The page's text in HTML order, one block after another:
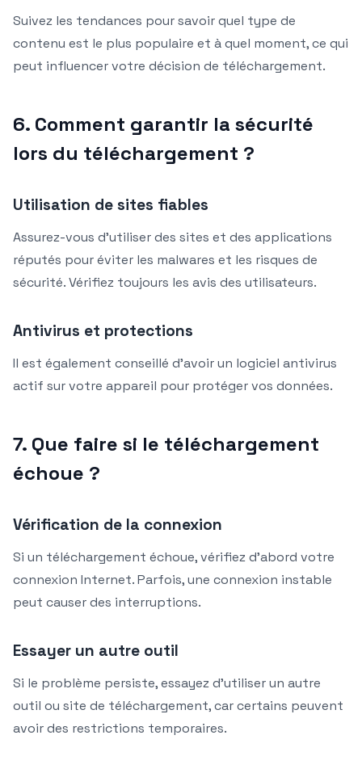
Suivez les tendances pour savoir quel type de
contenu est le plus populaire et à quel moment, ce qui
peut influencer votre décision de téléchargement.
6. Comment garantir la sécurité
lors du téléchargement ?
Utilisation de sites fiables
Assurez-vous d’utiliser des sites et des applications
réputés pour éviter les malwares et les risques de
sécurité. Vérifiez toujours les avis des utilisateurs.
Antivirus et protections
Il est également conseillé d’avoir un logiciel antivirus
actif sur votre appareil pour protéger vos données.
7. Que faire si le téléchargement
échoue ?
Vérification de la connexion
Si un téléchargement échoue, vérifiez d’abord votre
connexion Internet. Parfois, une connexion instable
peut causer des interruptions.
Essayer un autre outil
Si le problème persiste, essayez d’utiliser un autre
outil ou site de téléchargement, car certains peuvent
avoir des restrictions temporaires.